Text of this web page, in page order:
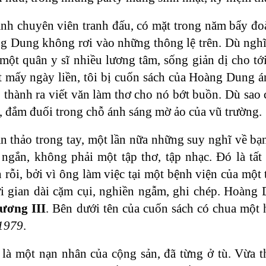
chuyên viên tranh đấu, có mặt trong năm bẩy
Dung không rơi vào những thông lệ trên. Dù
quân y sĩ nhiều lương tâm, sống giản dị cho
mấy ngày liền, tôi bị cuốn sách của Hoàng
ra viết văn làm thơ cho nó bớt buồn. Dù
đắm đuối trong chỗ ánh sáng mờ ảo của vũ trường.
thảo trong tay, một lần nữa những suy nghĩ về
không phải một tập thơ, tập nhạc. Đó là
rỗi, bởi vì ông làm việc tại một bệnh viện của
gian dài cặm cụi, nghiền ngẫm, ghi chép.
III. Bên dưới tên của cuốn sách có chua
.
một nạn nhân của cộng sản, đã từng ở tù. Vừa